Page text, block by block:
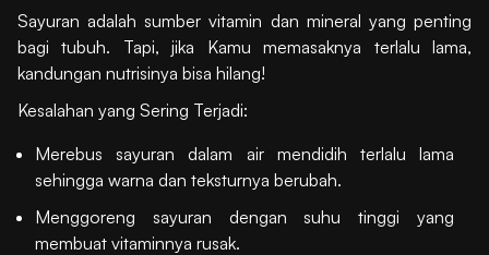
Sayuran adalah sumber vitamin dan mineral yang penting
bagi tubuh. Tapi, jika Kamu memasaknya terlalu lama,
kandungan nutrisinya bisa hilang!
Kesalahan yang Sering Terjadi:
Merebus sayuran dalam air mendidih terlalu lama
sehingga warna dan teksturnya berubah.
Menggoreng sayuran dengan suhu tinggi yang
membuat vitaminnya rusak.